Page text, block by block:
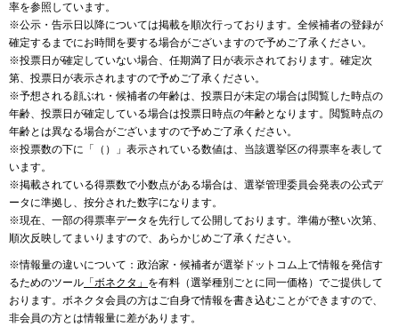
率を参照しています。
※公示・告示日以降については掲載を順次行っております。全候補者の登録が
確定するまでにお時間を要する場合がございますので予めご了承ください。
※投票日が確定していない場合、任期満了日が表示されております。確定次
第、投票日が表示されますので予めご了承ください。
※予想される顔ぶれ・候補者の年齢は、投票日が未定の場合は閲覧した時点の
年齢、投票日が確定している場合は投票日時点の年齢となります。閲覧時点の
年齢とは異なる場合がございますので予めご了承ください。
※投票数の下に「（）」表示されている数値は、当該選挙区の得票率を表して
います。
※掲載されている得票数で小数点がある場合は、選挙管理委員会発表の公式デ
ータに準拠し、按分された数字になります。
※現在、一部の得票率データを先行して公開しております。準備が整い次第、
順次反映してまいりますので、あらかじめご了承ください。
※情報量の違いについて：政治家・候補者が選挙ドットコム上で情報を発信す
るためのツール 「ボネクタ」 を有料（選挙種別ごとに同一価格）でご提供して
おります。ボネクタ会員の方はご自身で情報を書き込むことができますので、
非会員の方とは情報量に差があります。